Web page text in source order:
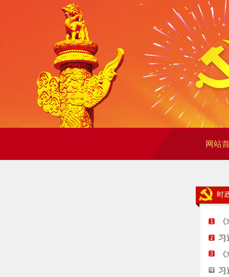
网站
时
习
习